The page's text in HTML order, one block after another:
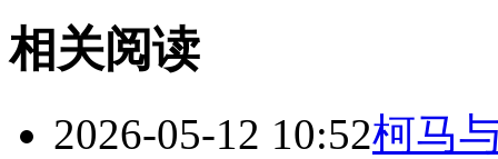
相关阅读
2026-05-12 10:52柯马